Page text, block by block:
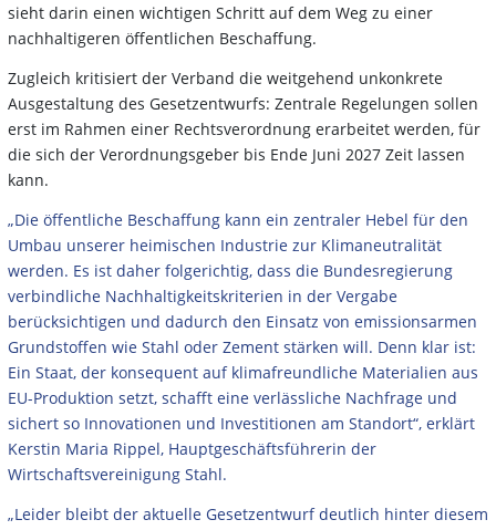
sieht darin einen wichtigen Schritt auf dem Weg zu einer
nachhaltigeren öffentlichen Beschaffung.
Zugleich kritisiert der Verband die weitgehend unkonkrete
Ausgestaltung des Gesetzentwurfs: Zentrale Regelungen sollen
erst im Rahmen einer Rechtsverordnung erarbeitet werden, für
die sich der Verordnungsgeber bis Ende Juni 2027 Zeit lassen
kann.
„Die öffentliche Beschaffung kann ein zentraler Hebel für den
Umbau unserer heimischen Industrie zur Klimaneutralität
werden. Es ist daher folgerichtig, dass die Bundesregierung
verbindliche Nachhaltigkeitskriterien in der Vergabe
berücksichtigen und dadurch den Einsatz von emissionsarmen
Grundstoffen wie Stahl oder Zement stärken will. Denn klar ist:
Ein Staat, der konsequent auf klimafreundliche Materialien aus
EU-Produktion setzt, schafft eine verlässliche Nachfrage und
sichert so Innovationen und Investitionen am Standort“, erklärt
Kerstin Maria Rippel, Hauptgeschäftsführerin der
Wirtschaftsvereinigung Stahl.
„Leider bleibt der aktuelle Gesetzentwurf deutlich hinter diesem